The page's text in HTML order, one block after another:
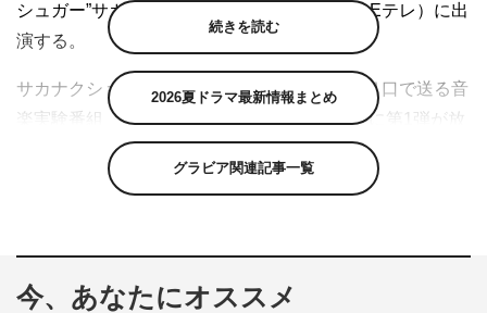
シュガー”サカナクションの音楽実験番組』（Eテレ）に出
演する。
サカナクション・山口一郎が今までにない切り口で送る音
楽実験番組『シュガー＆シュガー』。2019年に第1弾が放
送され、今年8月25日と9月1日に第2弾が放送された同番
組が、9月29日からレギュラー化。毎週火曜日、後10時50
番組は、山口が「音楽に対する固定観念」を取り払い、
「新時代ならではの音楽の楽しみ方」を見いだすというコ
続きを読む
2026夏ドラマ最新情報まとめ
グラビア関連記事一覧
今、あなたにオススメ